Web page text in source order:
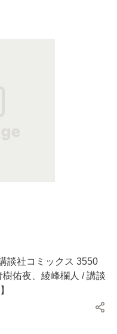
談社コミックス 3550
佑夜、綾峰欄人 / 講談